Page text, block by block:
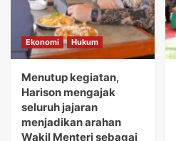
Ekonomi Hukum
Menutup kegiatan,
Harison mengajak
seluruh jajaran
menjadikan arahan
Wakil Menteri sebagai